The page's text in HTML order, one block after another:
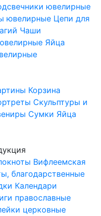
ювелирные
ювелирные Цепи для
Чаши
Яйца
Корзина
Скульптуры и
Сумки Яйца
Вифлеемская
благодарственные
Календари
православные
церковные